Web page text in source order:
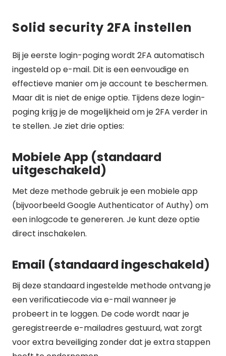
Solid security 2FA instellen
Bij je eerste login-poging wordt 2FA automatisch
ingesteld op e-mail. Dit is een eenvoudige en
effectieve manier om je account te beschermen.
Maar dit is niet de enige optie. Tijdens deze login-
poging krijg je de mogelijkheid om je 2FA verder in
te stellen. Je ziet drie opties:
Mobiele App (standaard
uitgeschakeld)
Met deze methode gebruik je een mobiele app
(bijvoorbeeld Google Authenticator of Authy) om
een inlogcode te genereren. Je kunt deze optie
direct inschakelen.
Email (standaard ingeschakeld)
Bij deze standaard ingestelde methode ontvang je
een verificatiecode via e-mail wanneer je
probeert in te loggen. De code wordt naar je
geregistreerde e-mailadres gestuurd, wat zorgt
voor extra beveiliging zonder dat je extra stappen